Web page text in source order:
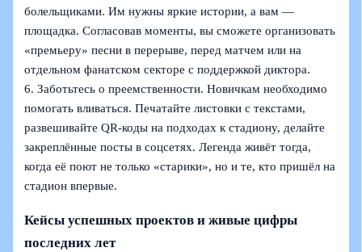
болельщиками. Им нужны яркие истории, а вам —
площадка. Согласовав моменты, вы сможете организовать
«премьеру» песни в перерыве, перед матчем или на
отдельном фанатском секторе с поддержкой диктора.
6. Заботьтесь о преемственности. Новичкам необходимо
помогать вливаться. Печатайте листовки с текстами,
развешивайте QR‑коды на подходах к стадиону, делайте
закреплённые посты в соцсетях. Легенда живёт тогда,
когда её поют не только «старики», но и те, кто пришёл на
стадион впервые.
Кейсы успешных проектов и живые цифры
последних лет